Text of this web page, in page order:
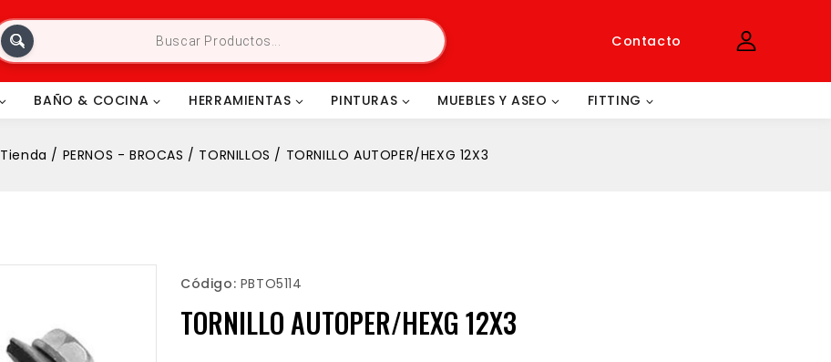
Contacto
BAÑO & COCINA HERRAMIENTAS PINTURAS MUEBLES Y ASEO FITTING
Tienda / PERNOS - BROCAS / TORNILLOS / TORNILLO AUTOPER/HEXG 12X3
Código: PBTO5114
TORNILLO AUTOPER/HEXG 12X3